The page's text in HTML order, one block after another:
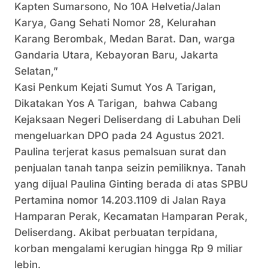
Kapten Sumarsono, No 10A Helvetia/Jalan
Karya, Gang Sehati Nomor 28, Kelurahan
Karang Berombak, Medan Barat. Dan, warga
Gandaria Utara, Kebayoran Baru, Jakarta
Selatan,”
Kasi Penkum Kejati Sumut Yos A Tarigan,
Dikatakan Yos A Tarigan, bahwa Cabang
Kejaksaan Negeri Deliserdang di Labuhan Deli
mengeluarkan DPO pada 24 Agustus 2021.
Paulina terjerat kasus pemalsuan surat dan
penjualan tanah tanpa seizin pemiliknya. Tanah
yang dijual Paulina Ginting berada di atas SPBU
Pertamina nomor 14.203.1109 di Jalan Raya
Hamparan Perak, Kecamatan Hamparan Perak,
Deliserdang. Akibat perbuatan terpidana,
korban mengalami kerugian hingga Rp 9 miliar
lebin.